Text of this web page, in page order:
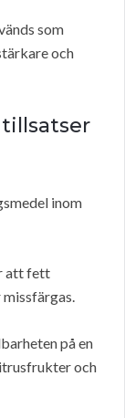
som
och
inom
att fett
på en
och